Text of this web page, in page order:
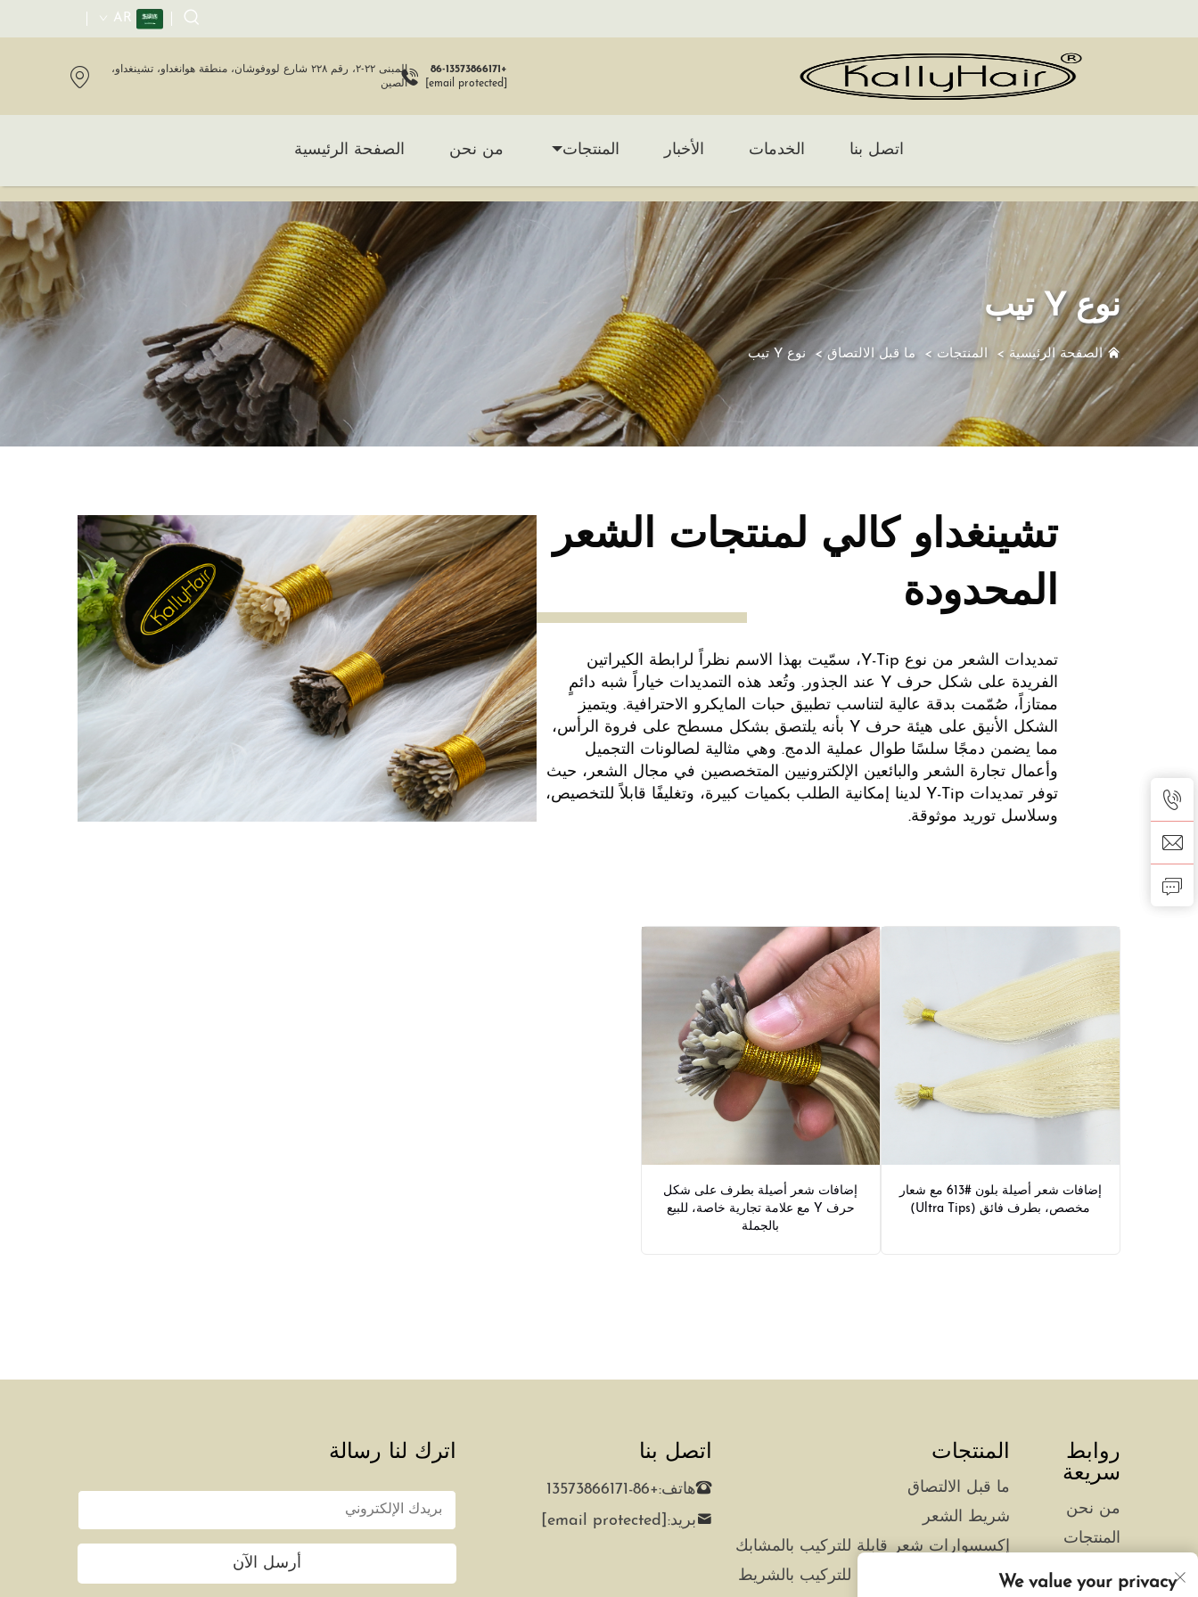
AR
+86-13573866171
المبنى ٢٢-٢، رقم ٢٢٨ شارع لووفوشان، منطقة هوانغداو، تشينغداو،
الصين
الصفحة الرئيسية من نحن المنتجات الأخبار الخدمات اتصل بنا
نوع Y تيب
الصفحة الرئيسية > المنتجات > ما قبل الالتصاق > نوع Y تيب
تشينغداو كالي لمنتجات الشعر
المحدودة
تمديدات الشعر من نوع Y-Tip، سمّيت بهذا الاسم نظراً لرابطة الكيراتين
الفريدة على شكل حرف Y عند الجذور. وتُعد هذه التمديدات خياراً شبه دائمٍ
ممتازاً، صُمّمت بدقة عالية لتناسب تطبيق حبات المايكرو الاحترافية. ويتميز
الشكل الأنيق على هيئة حرف Y بأنه يلتصق بشكل مسطح على فروة الرأس،
مما يضمن دمجًا سلسًا طوال عملية الدمج. وهي مثالية لصالونات التجميل
وأعمال تجارة الشعر والبائعين الإلكترونيين المتخصصين في مجال الشعر، حيث
توفر تمديدات Y-Tip لدينا إمكانية الطلب بكميات كبيرة، وتغليفًا قابلاً للتخصيص،
وسلاسل توريد موثوقة.
إضافات شعر أصيلة بلون #613 مع شعار
مخصص، بطرف فائق (Ultra Tips)
إضافات شعر أصيلة بطرف على شكل
حرف Y مع علامة تجارية خاصة، للبيع
بالجملة
روابط
سريعة
من نحن
المنتجات
المنتجات
ما قبل الالتصاق
شريط الشعر
إكسسوارات شعر قابلة للتركيب بالمشابك
إكسسوارات شعر قابلة للتركيب بالشريط
اتصل بنا
هاتف:+86-13573866171
بريد:
اترك لنا رسالة
أرسل الآن
We value your privacy